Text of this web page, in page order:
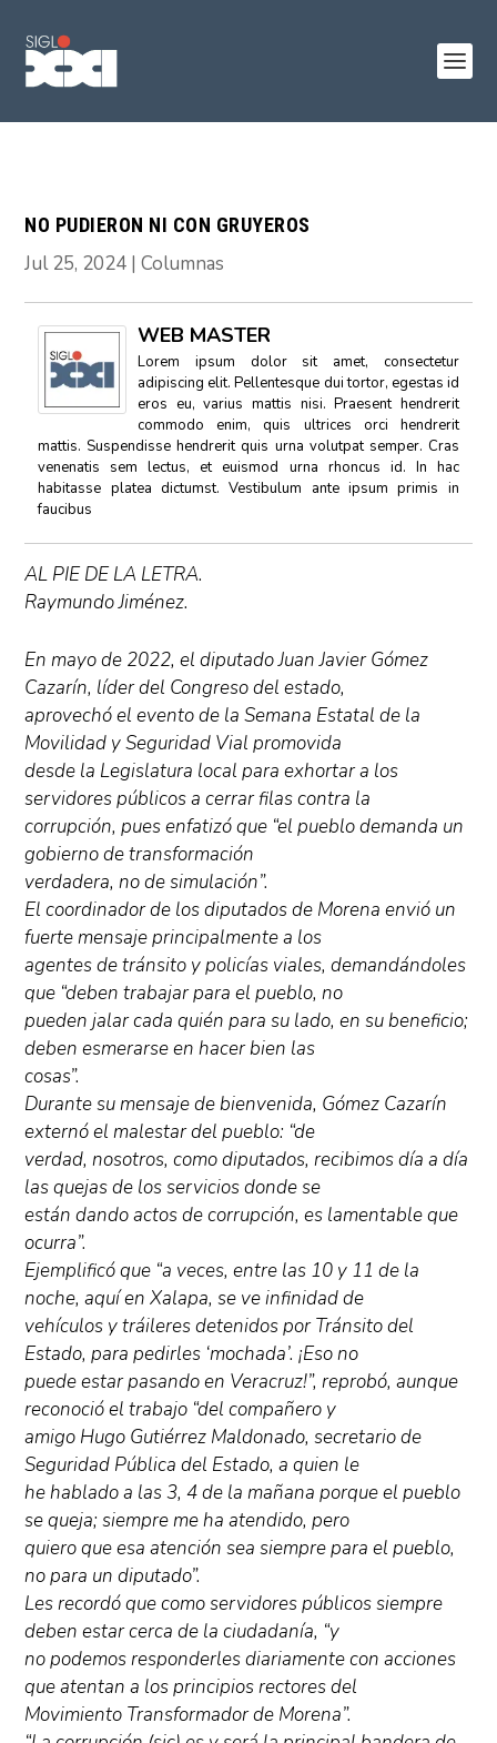
NO PUDIERON NI CON GRUYEROS
Jul 25, 2024 |Columnas
WEB MASTER
Lorem ipsum dolor sit amet, consectetur
adipiscing elit. Pellentesque dui tortor, egestas id
eros eu, varius mattis nisi. Praesent hendrerit
commodo enim, quis ultrices orci hendrerit
mattis. Suspendisse hendrerit quis urna volutpat semper. Cras
venenatis sem lectus, et euismod urna rhoncus id. In hac
habitasse platea dictumst. Vestibulum ante ipsum primis in
faucibus
AL PIE DE LA LETRA.
Raymundo Jiménez.
En mayo de 2022, el diputado Juan Javier Gómez
Cazarín, líder del Congreso del estado,
aprovechó el evento de la Semana Estatal de la
Movilidad y Seguridad Vial promovida
desde la Legislatura local para exhortar a los
servidores públicos a cerrar filas contra la
corrupción, pues enfatizó que “el pueblo demanda un
gobierno de transformación
verdadera, no de simulación”.
El coordinador de los diputados de Morena envió un
fuerte mensaje principalmente a los
agentes de tránsito y policías viales, demandándoles
que “deben trabajar para el pueblo, no
pueden jalar cada quién para su lado, en su beneficio;
deben esmerarse en hacer bien las
cosas”.
Durante su mensaje de bienvenida, Gómez Cazarín
externó el malestar del pueblo: “de
verdad, nosotros, como diputados, recibimos día a día
las quejas de los servicios donde se
están dando actos de corrupción, es lamentable que
ocurra”.
Ejemplificó que “a veces, entre las 10 y 11 de la
noche, aquí en Xalapa, se ve infinidad de
vehículos y tráileres detenidos por Tránsito del
Estado, para pedirles ‘mochada’. ¡Eso no
puede estar pasando en Veracruz!”, reprobó, aunque
reconoció el trabajo “del compañero y
amigo Hugo Gutiérrez Maldonado, secretario de
Seguridad Pública del Estado, a quien le
he hablado a las 3, 4 de la mañana porque el pueblo
se queja; siempre me ha atendido, pero
quiero que esa atención sea siempre para el pueblo,
no para un diputado”.
Les recordó que como servidores públicos siempre
deben estar cerca de la ciudadanía, “y
no podemos responderles diariamente con acciones
que atentan a los principios rectores del
Movimiento Transformador de Morena”.